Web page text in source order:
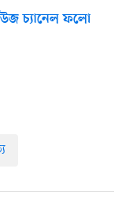
চ্যানেল ফলো